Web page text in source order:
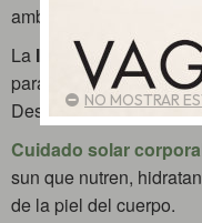
ambiente.
La línea solar de
para ofrecer un
Descubre todas las
Cuidado solar
sun que nutren,
de la piel del cuerpo.
NO MOSTRAR